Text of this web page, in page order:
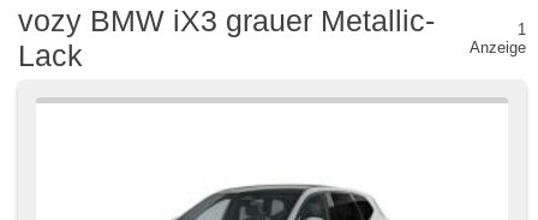
vozy BMW iX3 grauer Metallic-
Lack
1
Anzeige